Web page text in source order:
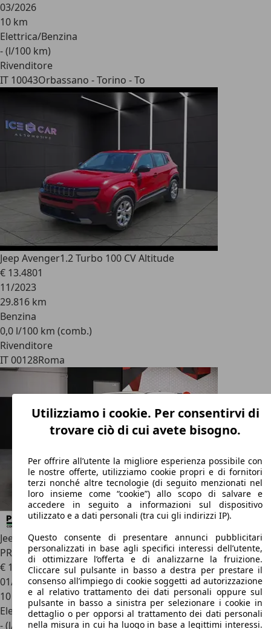
03/2026
10 km
Elettrica/Benzina
- (l/100 km)
Rivenditore
IT 10043Orbassano - Torino - To
Jeep Avenger1.2 Turbo 100 CV Altitude
€ 13.4801
11/2023
29.816 km
Benzina
0,0 l/100 km (comb.)
Rivenditore
IT 00128Roma
Jeep Avenger Avenger 1.2 Turbo 100 CV MHEV Longitude
PROMO FLEX
€ 19.990
01/2026
10 km
Elettrica/Benzina
- (l/100 km)
Utilizziamo i cookie. Per consentirvi di
trovare ciò di cui avete bisogno.
Per offrire all’utente la migliore esperienza possibile con
le nostre offerte, utilizziamo cookie propri e di fornitori
terzi nonché altre tecnologie (di seguito menzionati nel
loro insieme come “cookie”) allo scopo di salvare e
accedere in seguito a informazioni sul dispositivo
utilizzato e a dati personali (tra cui gli indirizzi IP).
Questo consente di presentare annunci pubblicitari
personalizzati in base agli specifici interessi dell’utente,
di ottimizzare l’offerta e di analizzarne la fruizione.
Cliccare sul pulsante in basso a destra per prestare il
consenso all’impiego di cookie soggetti ad autorizzazione
e al relativo trattamento dei dati personali oppure sul
pulsante in basso a sinistra per selezionare i cookie in
dettaglio o per opporsi al trattamento dei dati personali
nella misura in cui ha luogo in base a legittimi interessi.